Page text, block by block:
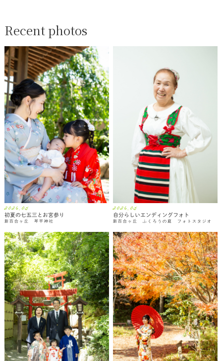
Recent photos
2026.05
初夏の七五三とお宮参り
新百合ヶ丘 琴平神社
2026.05
自分らしいエンディングフォト
新百合ヶ丘 ふくろうの庭 フォトスタジオ